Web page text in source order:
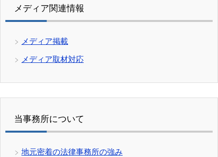
メディア関連情報
メディア掲載
メディア取材対応
当事務所について
地元密着の法律事務所の強み